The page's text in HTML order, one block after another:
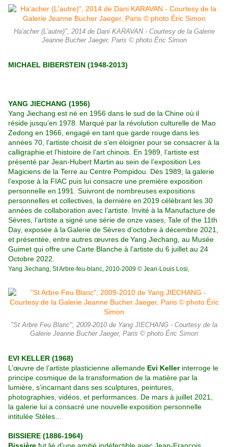
Ha'acher (L'autre)", 2014 de Dani KARAVAN - Courtesy de la Galerie
Jeanne Bucher Jaeger, Paris © photo Éric Simon
MICHAEL BIBERSTEIN (1948-2013)
YANG JIECHANG (1956)
Yang Jiechang est né en 1956 dans le sud de la Chine où il
réside jusqu’en 1978. Marqué par la révolution culturelle de Mao
Zedong en 1966, engagé en tant que garde rougedans les
années 70, l’artiste choisit de s’en éloigner pour se consacrer à la
calligraphieet l’histoire de l’art chinois. En 1989, l’artiste est
présenté par Jean-Hubert Martin au sein de l’exposition Les
Magiciens de la Terre au Centre Pompidou. Dès 1989, la galerie
l’expose à la FIAC puis lui consacre une première exposition
personnelle en 1991. Suivront de nombreuses expositions
personnelles et collectives, la dernière en 2019 célébrant les 30
années de collaboration avec l’artiste. Invité à la Manufacturede
Sèvres, l’artiste a signé une série de onze vases, Tale of the 11th
Day, exposée à la Galerie de Sèvres d’octobre à décembre 2021,
et présentée, entre autres œuvres deYang Jiechang, au Musée
Guimet qui offre une Carte Blanche à l’artiste du 6 juillet au 24
Octobre 2022.
Yang Jiechang, St Arbre-feu-blanc, 2010-2009 © Jean-Louis Losi,
"St Arbre Feu Blanc", 2009-2010 de Yang JIECHANG - Courtesy de la
Galerie Jeanne Bucher Jaeger, Paris © photo Éric Simon
EVI KELLER (1968)
L’œuvre de l’artiste plasticienne allemande Evi Kellerinterroge le
principe cosmique de la transformation de la matière par la
lumière, s’incarnant dans ses sculptures, peintures,
photographies, vidéos, et performances. De mars à juillet 2021,
la galerie lui a consacré une nouvelleexposition personnelle
intitulée Stèles…
BISSIERE (1886-1964)